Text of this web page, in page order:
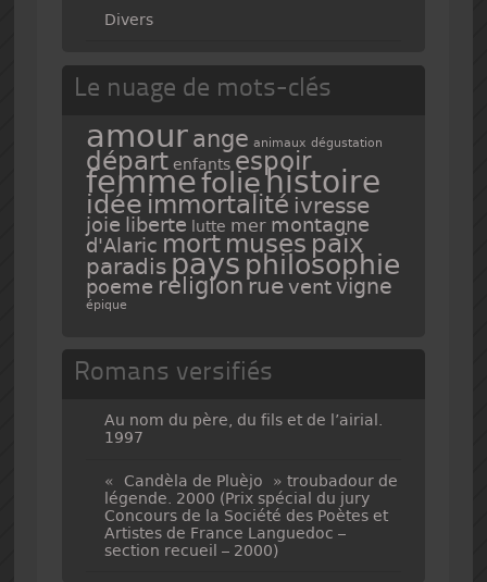
Divers
Le nuage de mots-clés
amour ange animaux dégustation
départ enfants espoir
femmefoliehistoire
idée immortalité ivresse
joie liberte lutte mer montagne
d'Alaric mort muses paix
paradis pays philosophie
poeme religion rue vent vigne
épique
Romans versifiés
Au nom du père, du fils et de l’airial.
1997
« Candèla de Pluèjo » troubadour de
légende. 2000 (Prix spécial du jury
Concours de la Société des Poètes et
Artistes de France Languedoc –
section recueil – 2000)